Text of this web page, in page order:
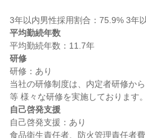
平均勤続年数
研修
研修：あり
当社の研修制度は、内定者研修か
自己啓発支援
自己啓発支援：あり